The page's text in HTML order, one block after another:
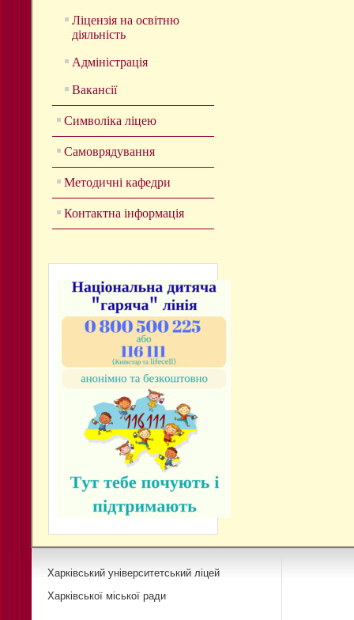
Ліцензія на освітню
діяльність
Адміністрація
Вакансії
Символіка ліцею
Самоврядування
Методичні кафедри
Контактна інформація
Харківський університетський ліцей
Харківської міської ради